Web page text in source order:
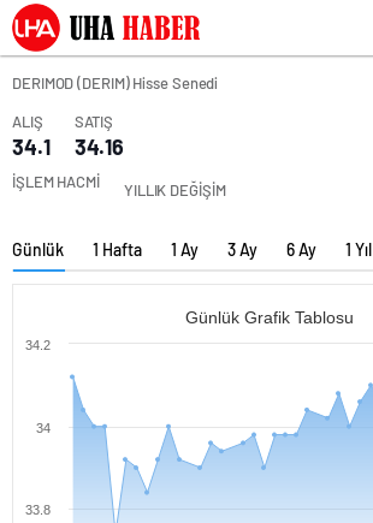
DERIMOD (DERIM) Hisse Senedi
ALIŞ
34.1
SATIŞ
34.16
İŞLEM HACMİ YILLIK DEĞİŞİM
Günlük 1 Hafta 1 Ay 3 Ay 6 Ay 1 Yıl
Günlük Grafik Tablosu
33.8
34
34.2